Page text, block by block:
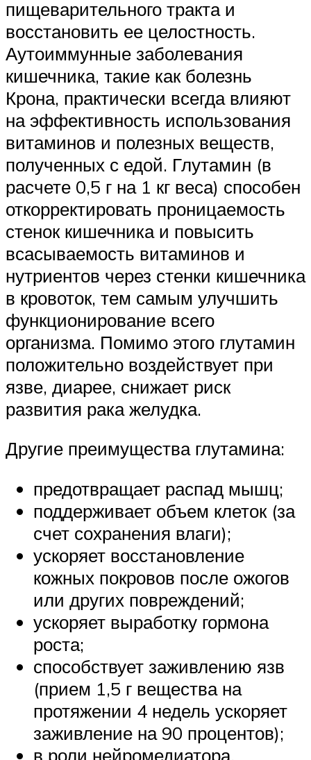
пищеварительного тракта и
восстановить ее целостность.
Аутоиммунные заболевания
кишечника, такие как болезнь
Крона, практически всегда влияют
на эффективность использования
витаминов и полезных веществ,
полученных с едой. Глутамин (в
расчете 0,5 г на 1 кг веса) способен
откорректировать проницаемость
стенок кишечника и повысить
всасываемость витаминов и
нутриентов через стенки кишечника
в кровоток, тем самым улучшить
функционирование всего
организма. Помимо этого глутамин
положительно воздействует при
язве, диарее, снижает риск
развития рака желудка.
Другие преимущества глутамина:
предотвращает распад мышц;
поддерживает объем клеток (за
счет сохранения влаги);
ускоряет восстановление
кожных покровов после ожогов
или других повреждений;
ускоряет выработку гормона
роста;
способствует заживлению язв
(прием 1,5 г вещества на
протяжении 4 недель ускоряет
заживление на 90 процентов);
в роли нейромедиатора,